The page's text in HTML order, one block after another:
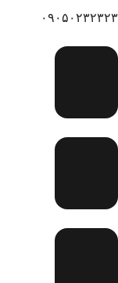
۰۹۰۵۰۲۳۲۳۲۳